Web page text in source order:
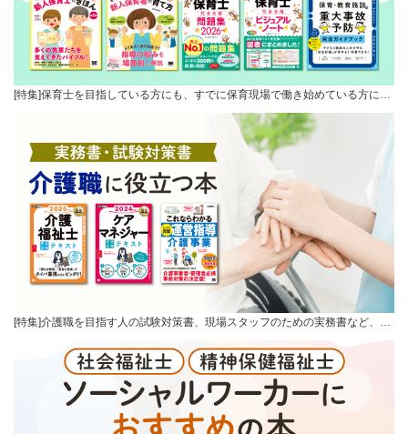
[特集]保育士を目指している方にも、すでに保育現場で働き始めている方に…
[特集]介護職を目指す人の試験対策書、現場スタッフのための実務書など、…